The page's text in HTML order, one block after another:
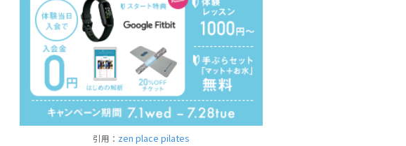
引用： zen place pilates